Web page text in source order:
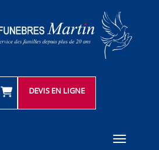
DEVIS EN LIGNE
Toggle